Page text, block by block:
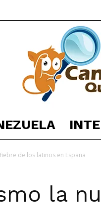
de los latinos en España
la